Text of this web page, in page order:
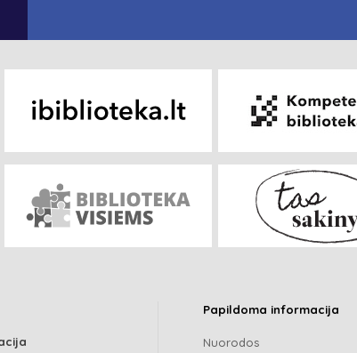
Papildoma informacija
Nuorodos